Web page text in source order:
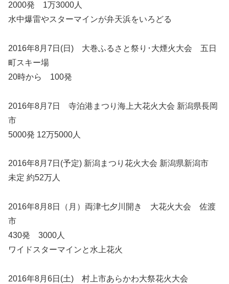
2000発 1万3000人
水中爆雷やスターマインが弁天浜をいろどる
2016年8月7日(日) 大巻ふるさと祭り･大煙火大会 五日
町スキー場
20時から 100発
2016年8月7日 寺泊港まつり海上大花火大会 新潟県長岡
市
5000発 12万5000人
2016年8月7日(予定) 新潟まつり花火大会 新潟県新潟市
未定 約52万人
2016年8月8日（月）両津七夕川開き 大花火大会 佐渡
市
430発 3000人
ワイドスターマインと水上花火
2016年8月6日(土) 村上市あらかわ大祭花火大会